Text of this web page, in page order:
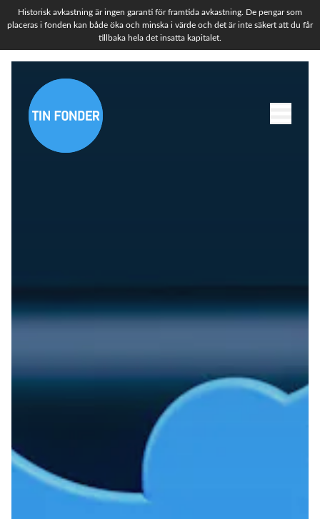
Historisk avkastning är ingen garanti för framtida avkastning. De pengar som
placeras i fonden kan både öka och minska i värde och det är inte säkert att du får
tillbaka hela det insatta kapitalet.